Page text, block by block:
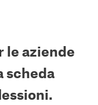
le aziende
scheda